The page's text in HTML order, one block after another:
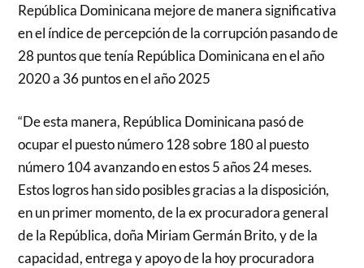
República Dominicana mejore de manera significativa
en el índice de percepción de la corrupción pasando de
28 puntos que tenía República Dominicana en el año
2020 a 36 puntos en el año 2025
“De esta manera, República Dominicana pasó de
ocupar el puesto número 128 sobre 180 al puesto
número 104 avanzando en estos 5 años 24 meses.
Estos logros han sido posibles gracias a la disposición,
en un primer momento, de la ex procuradora general
de la República, doña Miriam Germán Brito, y de la
capacidad, entrega y apoyo de la hoy procuradora